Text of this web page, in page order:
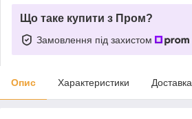
Що таке купити з Пром?
Замовлення під захистом
Опис Характеристики Доставка